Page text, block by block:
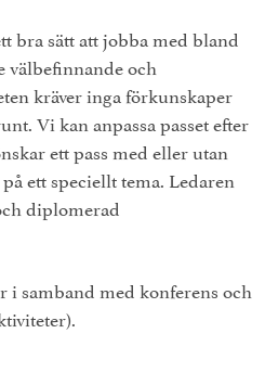
bra sätt att jobba med bland
välbefinnande och
kräver inga förkunskaper
Vi kan anpassa passet efter
ett pass med eller utan
ett speciellt tema. Ledaren
diplomerad
i samband med konferens och